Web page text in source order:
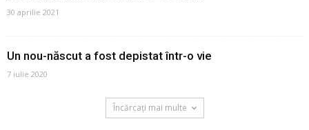
30 aprilie 2021
Un nou-născut a fost depistat într-o vie
7 iulie 2020
Încărcați mai multe